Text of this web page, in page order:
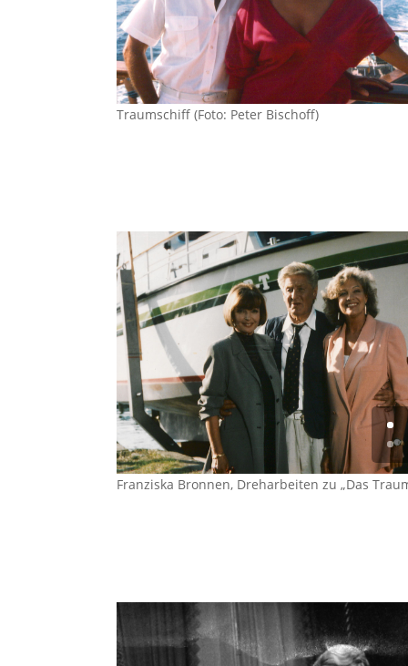
Traumschiff (Foto: Peter Bischoff)
Franziska Bronnen, Dreharbeiten zu „Das